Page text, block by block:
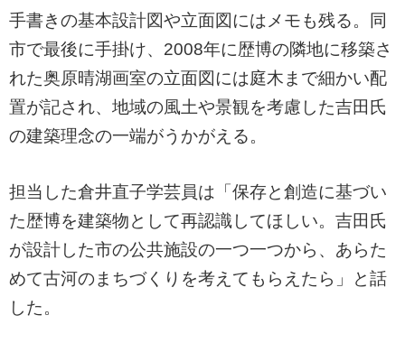
手書きの基本設計図や立面図にはメモも残る。同
市で最後に手掛け、2008年に歴博の隣地に移築さ
れた奥原晴湖画室の立面図には庭木まで細かい配
置が記され、地域の風土や景観を考慮した吉田氏
の建築理念の一端がうかがえる。
担当した倉井直子学芸員は「保存と創造に基づい
た歴博を建築物として再認識してほしい。吉田氏
が設計した市の公共施設の一つ一つから、あらた
めて古河のまちづくりを考えてもらえたら」と話
した。